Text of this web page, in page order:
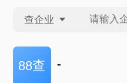
查企业
查企业
88查 -